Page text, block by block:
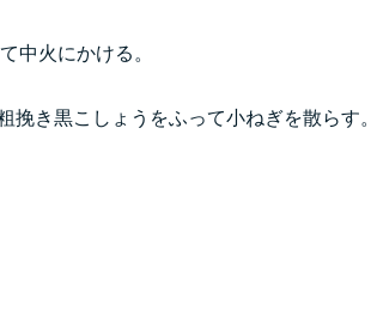
中火にかける。
挽き黒こしょうをふって小ねぎを散らす。